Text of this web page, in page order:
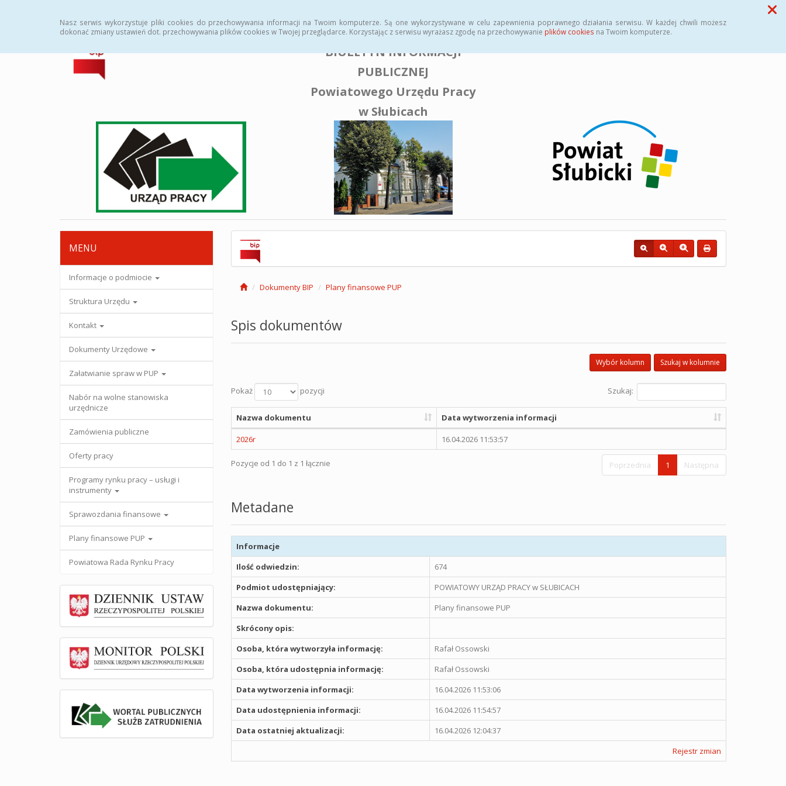
Nasz serwis wykorzystuje pliki cookies do przechowywania informacji na Twoim komputerze. Są one wykorzystywane w celu zapewnienia poprawnego działania serwisu. W każdej chwili możesz
dokonać zmiany ustawień dot. przechowywania plików cookies w Twojej przeglądarce. Korzystając z serwisu wyrażasz zgodę na przechowywanie plików cookies na Twoim komputerze.
Przycisk wyszukaj duży
BIULETYN INFORMACJI
PUBLICZNEJ
Powiatowego Urzędu Pracy
w Słubicach
MENU
Informacje o podmiocie
Struktura Urzędu
Kontakt
Dokumenty Urzędowe
Załatwianie spraw w PUP
Nabór na wolne stanowiska
urzędnicze
Zamówienia publiczne
Oferty pracy
Programy rynku pracy – usługi i
instrumenty
Sprawozdania finansowe
Plany finansowe PUP
Powiatowa Rada Rynku Pracy
Dokumenty BIP Plany finansowe PUP
Spis dokumentów
Szukaj w kolumnie
Wybór kolumn
Pokaż pozycji Szukaj:
Nazwa dokumentu Data wytworzenia informacji
2026r 16.04.2026 11:53:57
Pozycje od 1 do 1 z 1 łącznie Poprzednia 1 Następna
Metadane
Informacje
Ilość odwiedzin:
674
Podmiot udostępniający:
POWIATOWY URZĄD PRACY w SŁUBICACH
Nazwa dokumentu:
Plany finansowe PUP
Skrócony opis:
Osoba, która wytworzyła informację:
Rafał Ossowski
Osoba, która udostępnia informację:
Rafał Ossowski
Data wytworzenia informacji:
16.04.2026 11:53:06
Data udostępnienia informacji:
16.04.2026 11:54:57
Data ostatniej aktualizacji:
16.04.2026 12:04:37
Rejestr zmian